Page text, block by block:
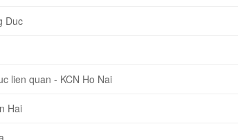
Duc
lien quan - KCN Ho Nai
Hai